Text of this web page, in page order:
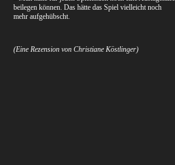
beilegen können. Das hätte das Spiel vielleicht noch
mehr aufgehübscht.
(Eine Rezension von Christiane Köstlinger)